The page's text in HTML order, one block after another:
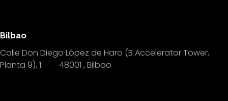
Bilbao
Calle Don Diego López de Haro (B Accelerator Tower,
Planta 9), 1. 48001 , Bilbao